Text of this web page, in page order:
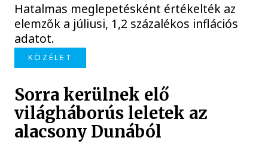
Hatalmas meglepetésként értékelték az
elemzők a júliusi, 1,2 százalékos inflációs
adatot.
KÖZÉLET
Sorra kerülnek elő
világháborús leletek az
alacsony Dunából